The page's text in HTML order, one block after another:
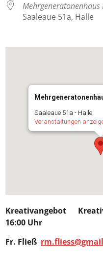
Mehrgeneratonenhaus
Saaleaue 51a, Halle
Saaleaue 51a - Halle
Veranstaltungen
Kreativangebot
16:00 Uhr
Fr. Fließ